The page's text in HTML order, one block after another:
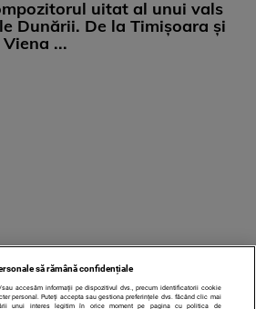
uitat al unui vals
Dunării. De la Timișoara și
...
să rămână confidențiale
accesăm informații pe dispozitivul dvs., precum identificatorii cookie
personal. Puteți accepta sau gestiona preferințele dvs. făcând clic mai
unui interes legitim în orice moment pe pagina cu politica de